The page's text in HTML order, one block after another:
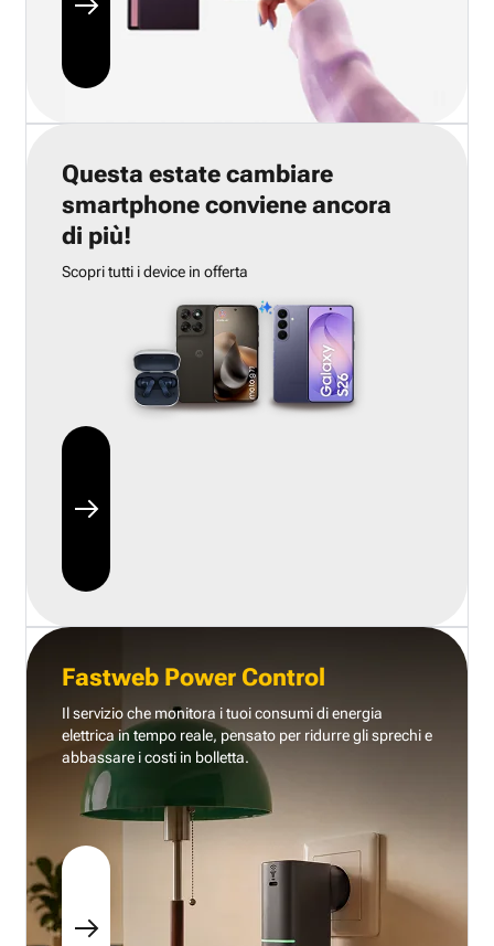
Questa estate cambiare
smartphone conviene ancora
di più!
Scopri tutti i device in offerta
Fastweb Power Control
Il servizio che monitora i tuoi consumi di energia
elettrica in tempo reale, pensato per ridurre gli sprechi e
abbassare i costi in bolletta.